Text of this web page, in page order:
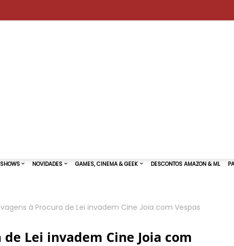
à Procura de Lei invadem Cine Joia com Vespas
de Lei invadem Cine Joia com